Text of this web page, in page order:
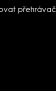
přehrávač